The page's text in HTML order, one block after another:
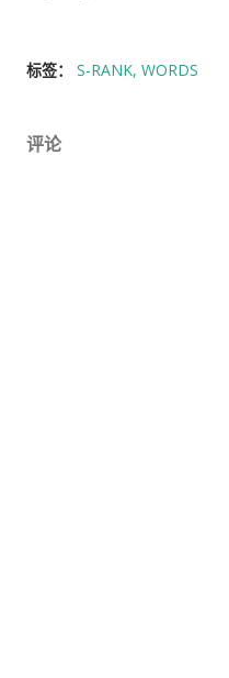
标签： S-RANK WORDS
评论